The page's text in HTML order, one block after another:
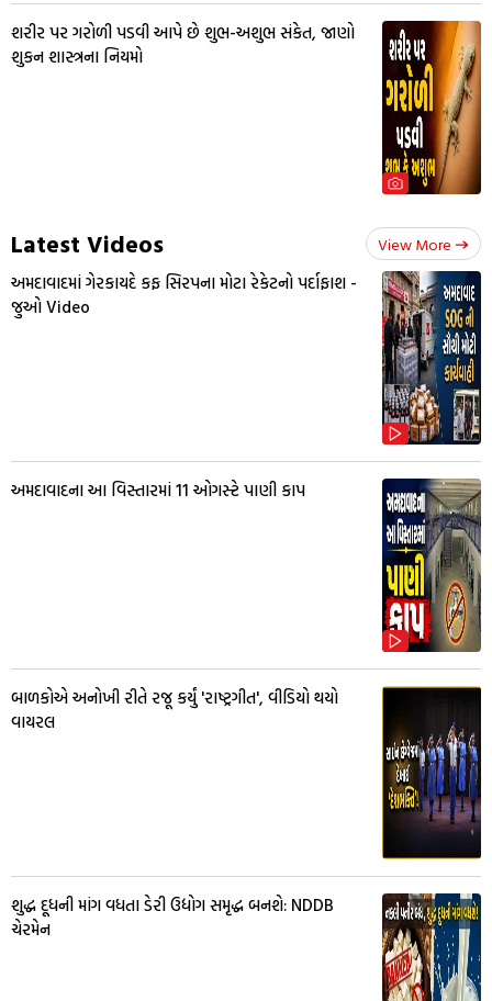
શરીર પર ગરોળી પડવી આપે છે શુભ-અશુભ સંકેત, જાણો
શુકન શાસ્ત્રના નિયમો
Latest Videos View More
અમદાવાદમાં ગેરકાયદે કફ સિરપના મોટા રેકેટનો પર્દાફાશ -
જુઓ Video
અમદાવાદના આ વિસ્તારમાં 11 ઓગસ્ટે પાણી કાપ
બાળકોએ અનોખી રીતે રજૂ કર્યું 'રાષ્ટ્રગીત', વીડિયો થયો
વાયરલ
શુદ્ધ દૂધની માંગ વધતા ડેરી ઉદ્યોગ સમૃદ્ધ બનશે: NDDB
ચેરમેન